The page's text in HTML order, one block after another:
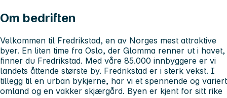
Om bedriften
Velkommen til Fredrikstad, en av Norges mest attraktive
byer. En liten time fra Oslo, der Glomma renner ut i havet,
finner du Fredrikstad. Med våre 85.000 innbyggere er vi
landets åttende største by. Fredrikstad er i sterk vekst. I
tillegg til en urban bykjerne, har vi et spennende og variert
omland og en vakker skjærgård. Byen er kjent for sitt rike